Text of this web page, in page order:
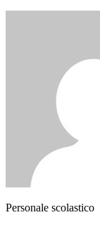
Personale scolastico